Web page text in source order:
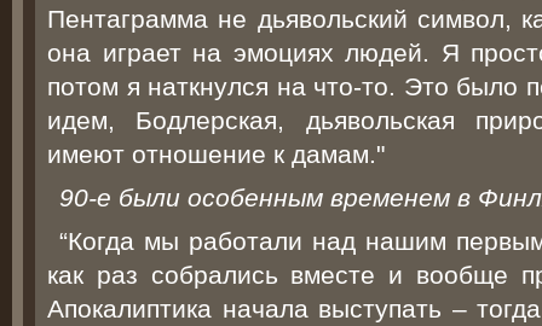
Пентаграмма не дьявольский символ,
она играет на эмоциях людей. Я
потом я наткнулся на что-то. Это было
идем, Бодлерская, дьявольская
имеют отношение к дамам."
90-е были особенным временем в
“Когда мы работали над нашим
как раз собрались вместе и вообще
Апокалиптика начала выступать –